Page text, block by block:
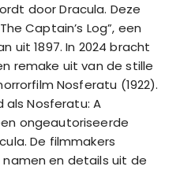
door Dracula. Deze
Captain’s Log”, een
uit 1897. In 2024 bracht
remake uit van de stille
Nosferatu (1922).
als Nosferatu: A
ongeautoriseerde
De filmmakers
en details uit de